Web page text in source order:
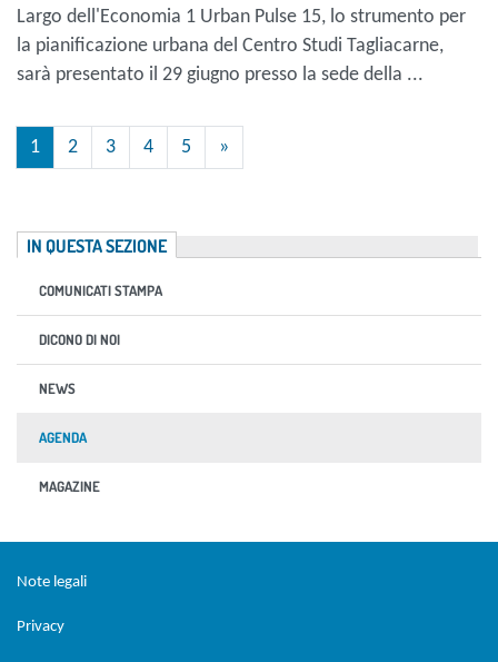
Largo dell'Economia 1 Urban Pulse 15, lo strumento per
la pianificazione urbana del Centro Studi Tagliacarne,
sarà presentato il 29 giugno presso la sede della ...
1 2 3 4 5 »
IN QUESTA SEZIONE
COMUNICATI STAMPA
DICONO DI NOI
NEWS
AGENDA
MAGAZINE
Note legali
Privacy